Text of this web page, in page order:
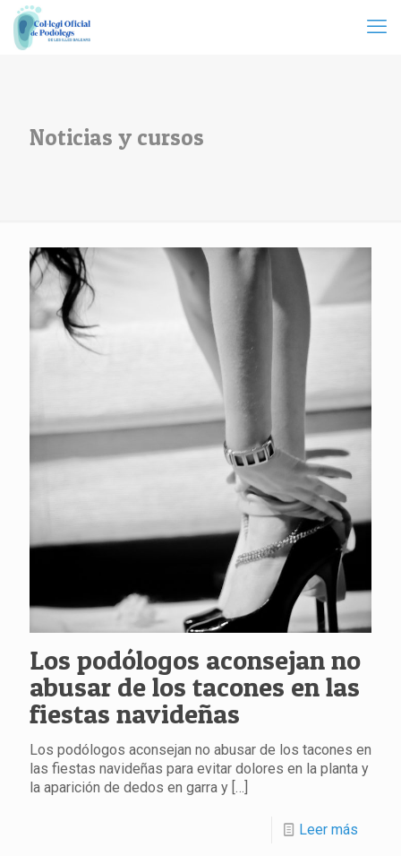
Noticias y cursos
Los podólogos aconsejan no
abusar de los tacones en las
fiestas navideñas
Los podólogos aconsejan no abusar de los tacones en
las fiestas navideñas para evitar dolores en la planta y
la aparición de dedos en garra y […]
Leer más